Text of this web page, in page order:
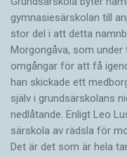
gymnasiesärskolan till
stor del i att detta
Morgongåva, som
omgångar för att få
han skickade ett
själv i grundsärskolans
nedlåtande. Enligt Leo
särskola av rädsla för
Det är det som är hela